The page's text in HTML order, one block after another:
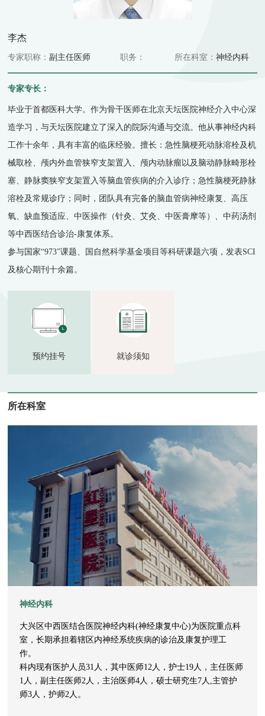
李杰
专家职称： 副主任医师 职务： 所在科室：神经内科
专家专长：
毕业于首都医科大学。作为骨干医师在北京天坛医院神经介入中心深
造学习，与天坛医院建立了深入的院际沟通与交流。他从事神经内科
工作十余年，具有丰富的临床经验。擅长：急性脑梗死动脉溶栓及机
械取栓、颅内外血管狭窄支架置入、颅内动脉瘤以及脑动静脉畸形栓
塞、静脉窦狭窄支架置入等脑血管疾病的介入诊疗；急性脑梗死静脉
溶栓及常规诊疗；同时，团队具有完备的脑血管病神经康复、高压
氧、缺血预适应、中医操作（针灸、艾灸、中医膏摩等）、中药汤剂
等中西医结合诊治-康复体系。
参与国家“973”课题、国自然科学基金项目等科研课题六项，发表SCI
及核心期刊十余篇。
预约挂号 就诊须知
所在科室
神经内科
大兴区中西医结合医院神经内科(神经康复中心)为医院重点科
室，长期承担着辖区内神经系统疾病的诊治及康复护理工
作。
科内现有医护人员31人，其中医师12人，护士19人，主任医师
1人，副主任医师2人，主治医师4人，硕士研究生7人,主管护
师3人，护师2人。